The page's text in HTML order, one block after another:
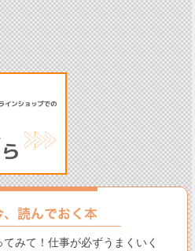
てみて！仕事が必ずうまくいく